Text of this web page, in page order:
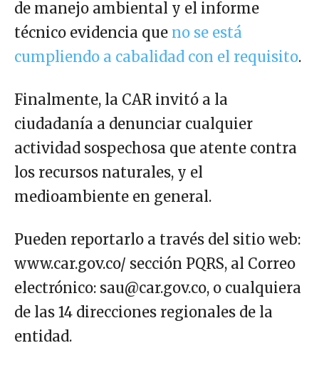
de manejo ambiental y el informe
técnico evidencia que no se está
cumpliendo a cabalidad con el requisito.
Finalmente, la CAR invitó a la
ciudadanía a denunciar cualquier
actividad sospechosa que atente contra
los recursos naturales, y el
medioambiente en general.
Pueden reportarlo a través del sitio web:
www.car.gov.co/ sección PQRS, al Correo
electrónico: sau@car.gov.co, o cualquiera
de las 14 direcciones regionales de la
entidad.